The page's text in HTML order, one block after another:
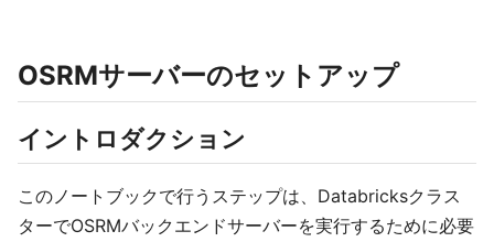
OSRMサーバーのセットアップ
イントロダクション
このノートブックで行うステップは、Databricksクラス
ターでOSRMバックエンドサーバーを実行するために必要